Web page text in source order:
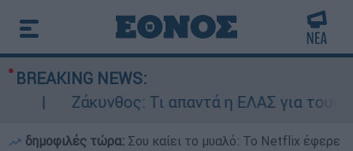
BREAKING NEWS:
Ζάκυνθος: Τι απαντά η ΕΛΑΣ για τους 8
δημοφιλές τώρα: Σου καίει το μυαλό: Το Netflix έφερε